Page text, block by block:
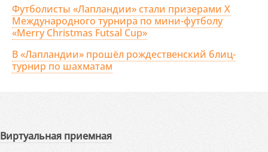
Футболисты «Лапландии» стали призерами X
Международного турнира по мини-футболу
«Merry Christmas Futsal Cup»
В «Лапландии» прошёл рождественский блиц-
турнир по шахматам
Виртуальная приемная